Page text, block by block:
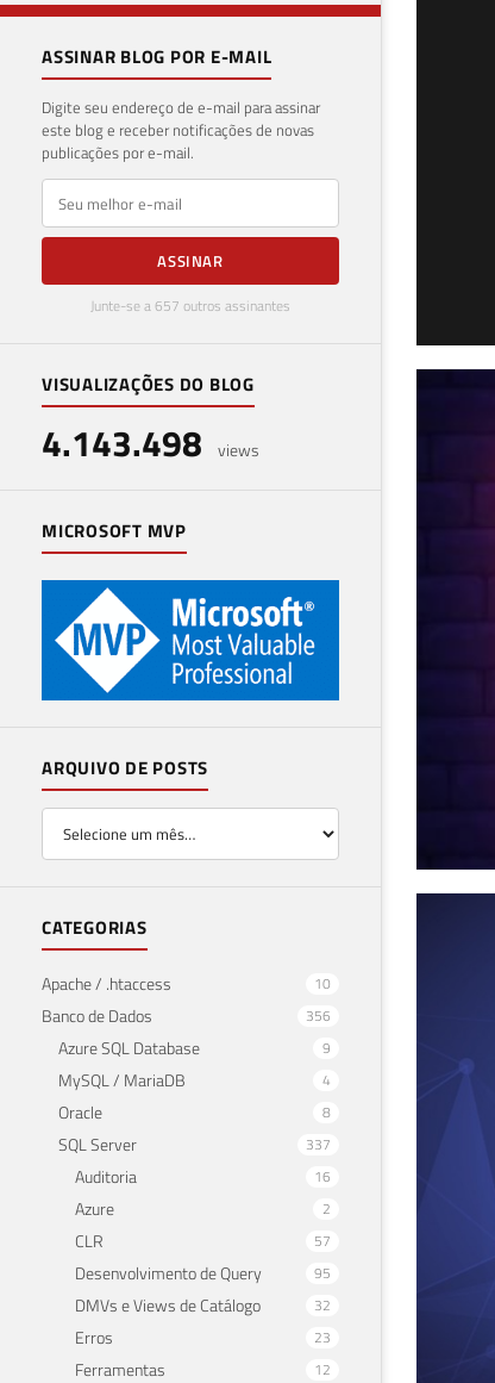
ASSINAR BLOG POR E-MAIL
Digite seu endereço de e-mail para assinar
este blog e receber notificações de novas
publicações por e-mail.
E-mail
ASSINAR
Junte-se a 657 outros assinantes
VISUALIZAÇÕES DO BLOG
4.143.498 views
MICROSOFT MVP
ARQUIVO DE POSTS
CATEGORIAS
Apache / .htaccess 10
Banco de Dados 356
Azure SQL Database 9
MySQL / MariaDB 4
Oracle 8
SQL Server 337
Auditoria 16
Azure 2
CLR 57
Desenvolvimento de Query 95
DMVs e Views de Catálogo 32
Erros 23
Ferramentas 12